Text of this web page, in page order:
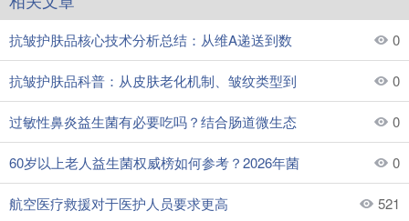
抗皱护肤品核心技术分析总结：从维A递送到数 0
抗皱护肤品科普：从皮肤老化机制、皱纹类型到 0
过敏性鼻炎益生菌有必要吃吗？结合肠道微生态 0
60岁以上老人益生菌权威榜如何参考？2026年菌 0
航空医疗救援对于医护人员要求更高 521